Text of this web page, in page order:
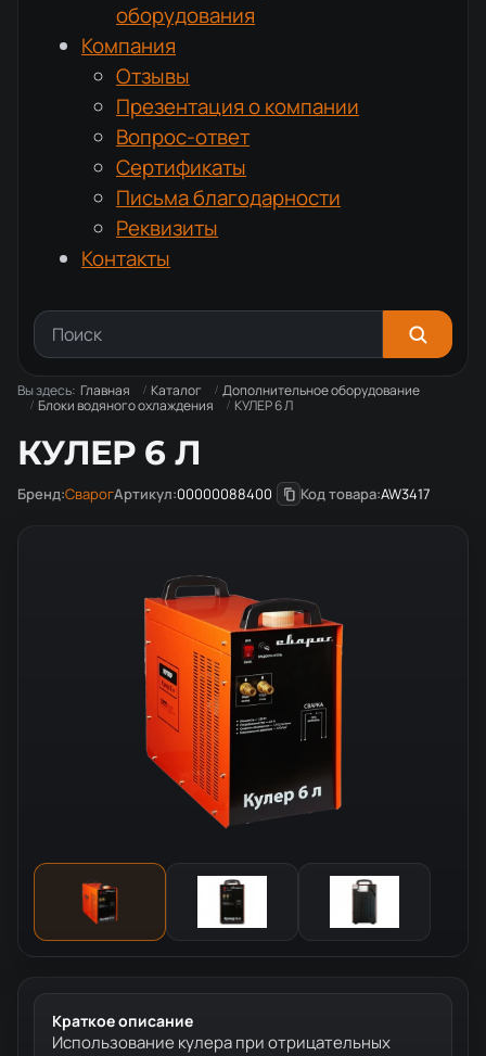
оборудования
Компания
Отзывы
Презентация о компании
Вопрос-ответ
Сертификаты
Письма благодарности
Реквизиты
Контакты
Вы здесь: Главная Каталог
Дополнительное оборудование
Блоки водяного охлаждения
КУЛЕР 6 Л
КУЛЕР 6 Л
Бренд:СварогАртикул:00000088400 Код товара:AW3417
Краткое описание
Использование кулера при отрицательных